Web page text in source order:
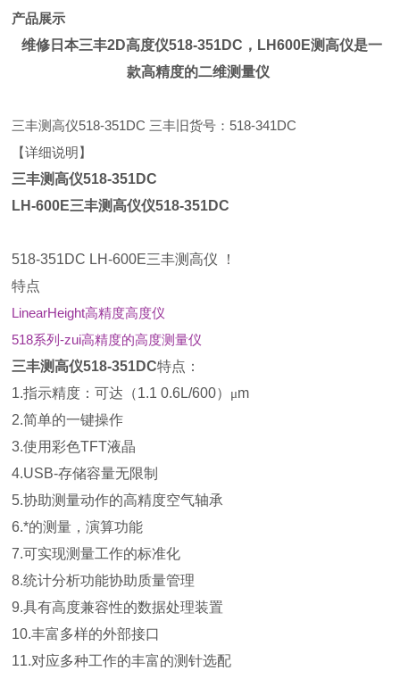
产品展示
维修日本三丰2D高度仪518-351DC，LH600E测高仪是一
款高精度的二维测量仪
三丰测高仪518-351DC 三丰旧货号：518-341DC
【详细说明】
三丰测高仪518-351DC
LH-600E三丰测高仪仪518-351DC
518-351DC LH-600E三丰测高仪 ！
特点
LinearHeight高精度高度仪
518系列-zui高精度的高度测量仪
三丰测高仪518-351DC特点：
1.指示精度：可达（1.1 0.6L/600） μm
2.简单的一键操作
3.使用彩色TFT液晶
4.USB-存储容量无限制
5.协助测量动作的高精度空气轴承
6.*的测量，演算功能
7.可实现测量工作的标准化
8.统计分析功能协助质量管理
9.具有高度兼容性的数据处理装置
10.丰富多样的外部接口
11.对应多种工作的丰富的测针选配